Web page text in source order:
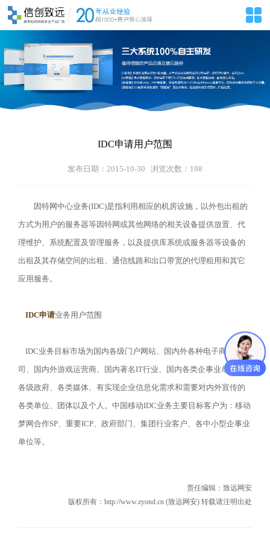
IDC申请用户范围
发布日期：2015-10-30 浏览次数： 198
因特网中心业务(IDC)是指利用相应的机房设施，以外包出租的
方式为用户的服务器等因特网或其他网络的相关设备提供放置、代
理维护、系统配置及管理服务，以及提供库系统或服务器等设备的
出租及其存储空间的出租、通信线路和出口带宽的代理租用和其它
应用服务。
IDC申请业务用户范围
IDC业务目标市场为国内各级门户网站、国内外各种电子商务公
司、国内外游戏运营商、国内著名IT行业、国内各类企事业单位、
各级政府、各类媒体、有实现企业信息化需求和需要对内外宣传的
各类单位、团体以及个人。中国移动IDC业务主要目标客户为：移动
梦网合作SP、重要ICP、政府部门、集团行业客户、各中小型企事业
单位等。
责任编辑： 致远网安
版权所有：http://www.zyond.cn (致远网安) 转载请注明出处